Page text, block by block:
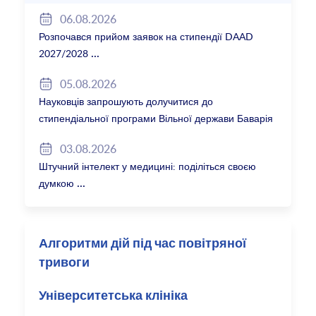
06.08.2026
Розпочався прийом заявок на стипендії DAAD
2027/2028
05.08.2026
Науковців запрошують долучитися до
стипендіальної програми Вільної держави Баварія
03.08.2026
Штучний інтелект у медицині: поділіться своєю
думкою
Алгоритми дій під час повітряної
тривоги
Університетська клініка